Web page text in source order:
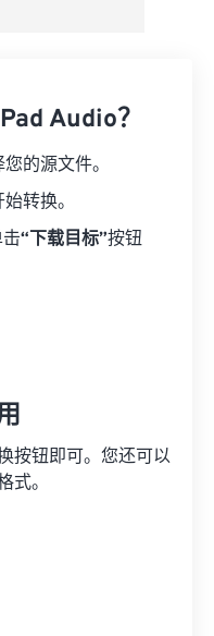
Audio？
的源文件。
转换。
“下载目标”按钮
按钮即可。您还可以
式。